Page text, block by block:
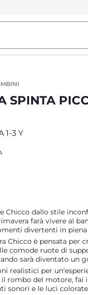
SPINTA
1-3 Y
Chicco dallo stile
farà vivere al
divertenti in
Chicco è pensata per
comode ruote di
sarà diventato un
realistici per
rombo del motore, fai
sonori e le luci colorate